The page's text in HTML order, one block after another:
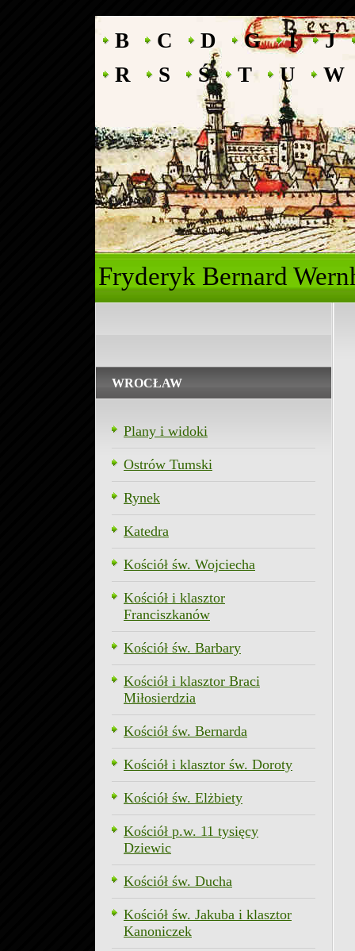
B C D G I
J
R
S Ś T U W
Fryderyk
WROCŁAW
Plany i widoki
Ostrów Tumski
Rynek
Katedra
Kościół św. Wojciecha
Kościół i klasztor
Franciszkanów
Kościół św. Barbary
Kościół i klasztor Braci
Miłosierdzia
Kościół św. Bernarda
Kościół i klasztor św. Doroty
Kościół św. Elżbiety
Kościół p.w. 11 tysięcy
Dziewic
Kościół św. Ducha
Kościół św. Jakuba i klasztor
Kanoniczek